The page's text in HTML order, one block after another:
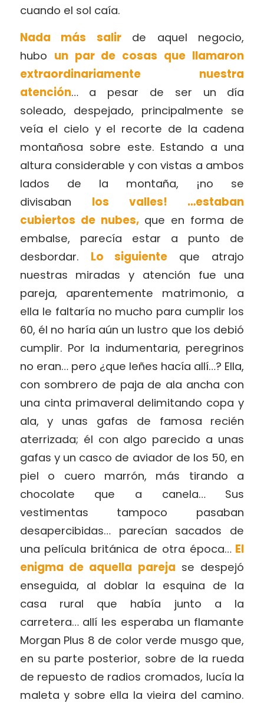
cuando el sol caía.
Nada más salirde aquel negocio,
hubo un par de cosas que llamaron
extraordinariamente nuestra
atención… a pesar de ser un día
soleado, despejado, principalmente se
veía el cielo y el recorte de la cadena
montañosa sobre este. Estando a una
altura considerable y con vistas a ambos
lados de la montaña, ¡no se
divisaban los valles! …estaban
cubiertos de nubes,que en forma de
embalse, parecía estar a punto de
desbordar. Lo siguiente que atrajo
nuestras miradas y atención fue una
pareja, aparentemente matrimonio, a
ella le faltaría no mucho para cumplir los
60, él no haría aún un lustro que los debió
cumplir. Por la indumentaria, peregrinos
no eran… pero ¿que leñes hacía allí…? Ella,
con sombrero de paja de ala ancha con
una cinta primaveral delimitando copa y
ala, y unas gafas de famosa recién
aterrizada; él con algo parecido a unas
gafas y un casco de aviador de los 50, en
piel o cuero marrón, más tirando a
chocolate que a canela… Sus
vestimentas tampoco pasaban
desapercibidas… parecían sacados de
una película británica de otra época…El
enigma de aquella pareja se despejó
enseguida, al doblar la esquina de la
casa rural que había junto a la
carretera… allí les esperaba un flamante
Morgan Plus 8 de color verde musgo que,
en su parte posterior, sobre de la rueda
de repuesto de radios cromados, lucía la
maleta y sobre ella la vieira del camino.